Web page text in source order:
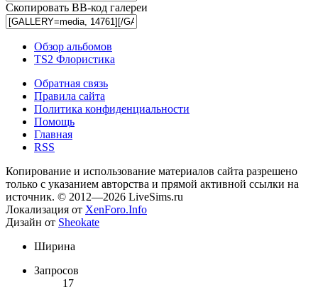
Скопировать BB-код галереи
Обзор альбомов
TS2 Флористика
Обратная связь
Правила сайта
Политика конфиденциальности
Помощь
Главная
RSS
Копирование и использование материалов сайта разрешено
только с указанием авторства и прямой активной ссылки на
источник. © 2012—2026 LiveSims.ru
Локализация от XenForo.Info
Дизайн от Sheokate
Ширина
Запросов
17